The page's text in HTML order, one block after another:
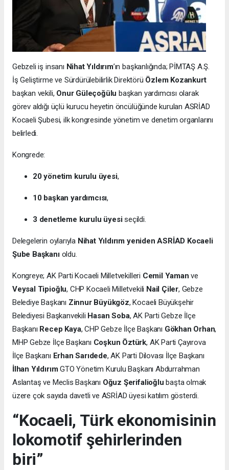
Gebzeli iş insanı Nihat Yıldırım’ın başkanlığında; PİMTAŞ A.Ş.
İş Geliştirme ve Sürdürülebilirlik Direktörü Özlem Kozankurt
başkan vekili, Onur Güleçoğülu başkan yardımcısı olarak
görev aldığı üçlü kurucu heyetin öncülüğünde kurulan ASRİAD
Kocaeli Şubesi, ilk kongresinde yönetim ve denetim organlarını
belirledi.
Kongrede:
20 yönetim kurulu üyesi,
10 başkan yardımcısı,
3 denetleme kurulu üyesiseçildi.
Delegelerin oylarıyla Nihat Yıldırım yeniden ASRİAD Kocaeli
Şube Başkanıoldu.
Kongreye; AK Parti Kocaeli Milletvekilleri Cemil Yaman ve
Veysal Tipioğlu, CHP Kocaeli Milletvekili Nail Çiler, Gebze
Belediye Başkanı Zinnur Büyükgöz, Kocaeli Büyükşehir
Belediyesi Başkanvekili Hasan Soba, AK Parti Gebze İlçe
Başkanı Recep Kaya, CHP Gebze İlçe Başkanı Gökhan Orhan,
MHP Gebze İlçe Başkanı Coşkun Öztürk, AK Parti Çayırova
İlçe Başkanı Erhan Sarıdede, AK Parti Dilovası İlçe Başkanı
İlhan YıldırımGTO Yönetim Kurulu Başkanı Abdurrahman
Aslantaş ve Meclis Başkanı Oğuz Şerifalioğlu başta olmak
üzere çok sayıda davetli ve ASRİAD üyesi katılım gösterdi.
“Kocaeli, Türk ekonomisinin
lokomotif şehirlerinden
biri”